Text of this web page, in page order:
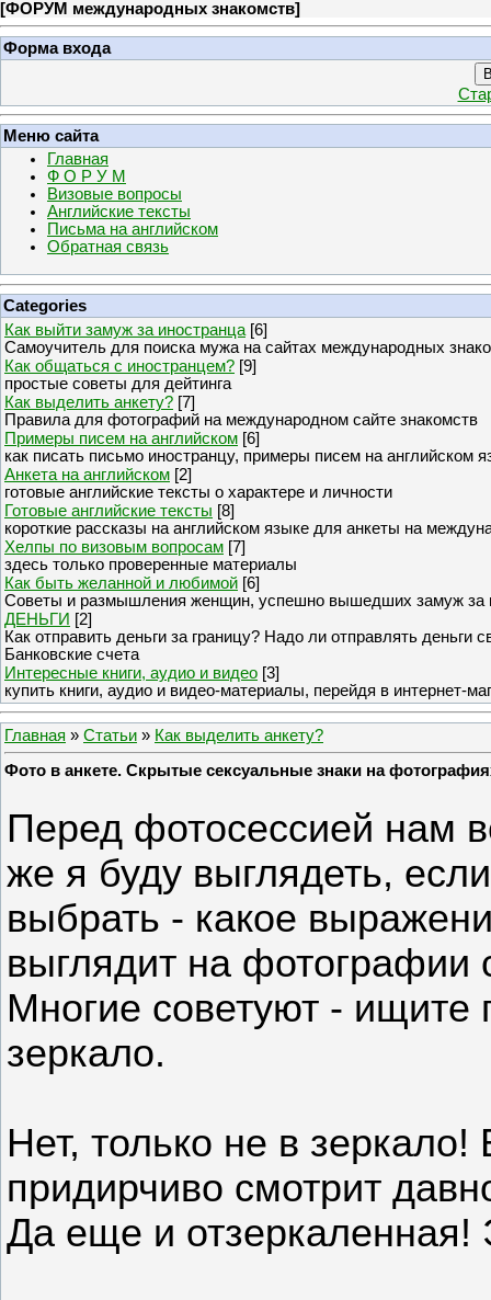
[ФОРУМ международных знакомств]
Форма входа
Меню сайта
Главная
Ф О Р У М
Визовые вопросы
Английские тексты
Письма на английском
Обратная связь
Categories
Как выйти замуж за иностранца [6]
Самоучитель для поиска мужа на сайтах международных
Как общаться с иностранцем? [9]
простые советы для дейтинга
Как выделить анкету? [7]
Правила для фотографий на международном сайте знакомств
Примеры писем на английском [6]
как писать письмо иностранцу, примеры писем на английском
Анкета на английском [2]
готовые английские тексты о характере и личности
Готовые английские тексты [8]
короткие рассказы на английском языке для анкеты на
Хелпы по визовым вопросам [7]
здесь только проверенные материалы
Как быть желанной и любимой [6]
Советы и размышления женщин, успешно вышедших замуж за
ДЕНЬГИ [2]
Как отправить деньги за границу? Надо ли отправлять деньги
Банковские счета
Интересные книги, аудио и видео [3]
купить книги, аудио и видео-материалы, перейдя в интернет-
Главная » Статьи » Как выделить анкету?
Фото в анкете. Скрытые сексуальные знаки на
Перед фотосессией нам
же я буду выглядеть,
выбрать - какое
выглядит на фотографии
Многие советуют - ищите
зеркало.
Нет, только не в
придирчиво смотрит
Да еще и отзеркаленная!